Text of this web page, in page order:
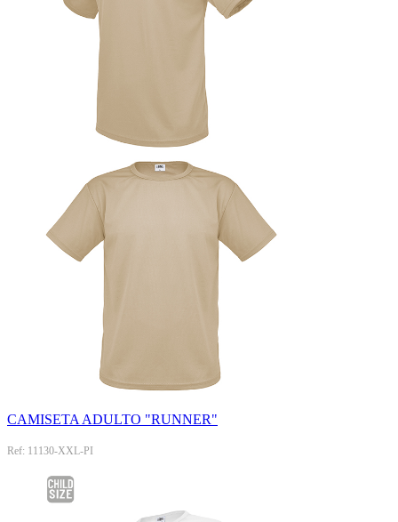
CAMISETA ADULTO "RUNNER"
Ref: 11130-XXL-PI